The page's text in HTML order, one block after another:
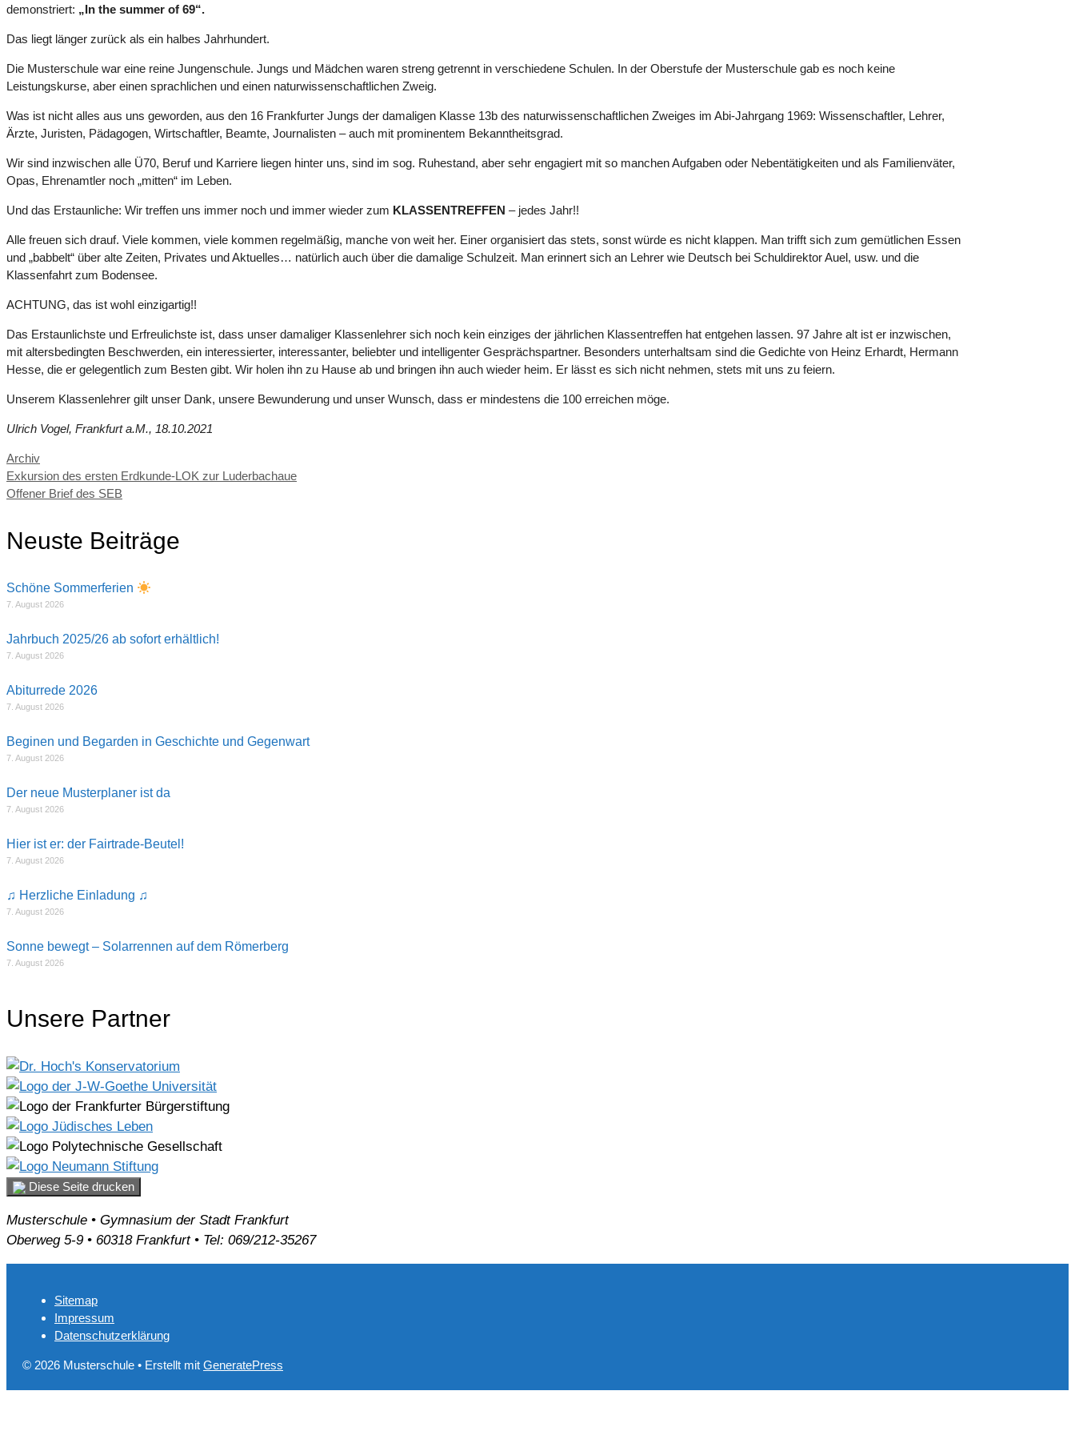
demonstriert: „In the summer of 69“.
Das liegt länger zurück als ein halbes Jahrhundert.
Die Musterschule war eine reine Jungenschule. Jungs und Mädchen waren streng getrennt in verschiedene Schulen. In der Oberstufe der Musterschule gab es noch keine
Leistungskurse, aber einen sprachlichen und einen naturwissenschaftlichen Zweig.
Was ist nicht alles aus uns geworden, aus den 16 Frankfurter Jungs der damaligen Klasse 13b des naturwissenschaftlichen Zweiges im Abi-Jahrgang 1969: Wissenschaftler, Lehrer,
Ärzte, Juristen, Pädagogen, Wirtschaftler, Beamte, Journalisten – auch mit prominentem Bekanntheitsgrad.
Wir sind inzwischen alle Ü70, Beruf und Karriere liegen hinter uns, sind im sog. Ruhestand, aber sehr engagiert mit so manchen Aufgaben oder Nebentätigkeiten und als Familienväter,
Opas, Ehrenamtler noch „mitten“ im Leben.
Und das Erstaunliche: Wir treffen uns immer noch und immer wieder zum KLASSENTREFFEN – jedes Jahr!!
Alle freuen sich drauf. Viele kommen, viele kommen regelmäßig, manche von weit her. Einer organisiert das stets, sonst würde es nicht klappen. Man trifft sich zum gemütlichen Essen
und „babbelt“ über alte Zeiten, Privates und Aktuelles… natürlich auch über die damalige Schulzeit. Man erinnert sich an Lehrer wie Deutsch bei Schuldirektor Auel, usw. und die
Klassenfahrt zum Bodensee.
ACHTUNG, das ist wohl einzigartig!!
Das Erstaunlichste und Erfreulichste ist, dass unser damaliger Klassenlehrer sich noch kein einziges der jährlichen Klassentreffen hat entgehen lassen. 97 Jahre alt ist er inzwischen,
mit altersbedingten Beschwerden, ein interessierter, interessanter, beliebter und intelligenter Gesprächspartner. Besonders unterhaltsam sind die Gedichte von Heinz Erhardt, Hermann
Hesse, die er gelegentlich zum Besten gibt. Wir holen ihn zu Hause ab und bringen ihn auch wieder heim. Er lässt es sich nicht nehmen, stets mit uns zu feiern.
Unserem Klassenlehrer gilt unser Dank, unsere Bewunderung und unser Wunsch, dass er mindestens die 100 erreichen möge.
Ulrich Vogel, Frankfurt a.M., 18.10.2021
Kategorien
Archiv
Exkursion des ersten Erdkunde-LOK zur Luderbachaue
Offener Brief des SEB
Neuste Beiträge
Schöne Sommerferien
7. August 2026
Jahrbuch 2025/26 ab sofort erhältlich!
7. August 2026
Abiturrede 2026
7. August 2026
Beginen und Begarden in Geschichte und Gegenwart
7. August 2026
Der neue Musterplaner ist da
7. August 2026
Hier ist er: der Fairtrade-Beutel!
7. August 2026
♫ Herzliche Einladung ♫
7. August 2026
Sonne bewegt – Solarrennen auf dem Römerberg
7. August 2026
Unsere Partner
Diese Seite drucken
Musterschule • Gymnasium der Stadt Frankfurt
Oberweg 5-9 • 60318 Frankfurt • Tel: 069/212-35267
Sitemap
Impressum
Datenschutzerklärung
© 2026 Musterschule • Erstellt mit GeneratePress